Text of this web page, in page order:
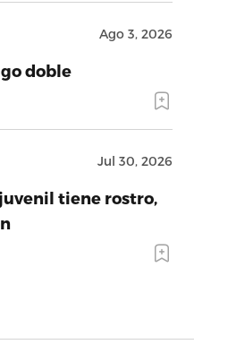
Ago 3, 2026
doble
Jul 30, 2026
tiene rostro,